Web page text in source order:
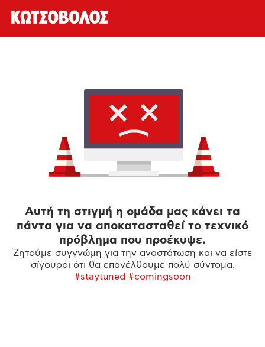
Αυτή τη στιγμή η ομάδα μας κάνει τα
πάντα για να αποκατασταθεί το τεχνικό
πρόβλημα που προέκυψε.
Ζητούμε συγγνώμη για την αναστάτωση και να είστε
σίγουροι ότι θα επανέλθουμε πολύ σύντομα.
#staytuned #comingsoon